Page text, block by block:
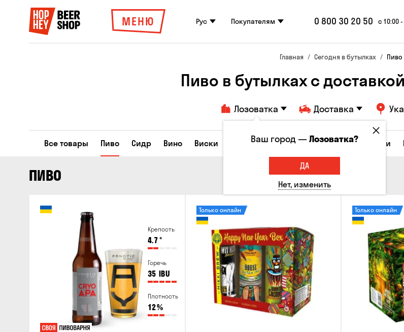
МЕНЮ Рус Покупателям 0 800 30 20 50 с 10:00
Главная Сегодня в бутылках Пиво
Пиво в бутылках с
Лозоватка Доставка
Все товары Пиво Сидр Вино Виски Коктейли Соджу Ликеры и настойки
ПИВО
Крепость
4.7°
Горечь
35 IBU
Плотность
12%
Только онлайн Только онлайн
Ваш город —Лозоватка?
ДА
Нет, изменить